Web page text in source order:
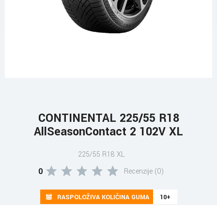
CONTINENTAL 225/55 R18
AllSeasonContact 2 102V XL
225/55 R18 XL
0 Recenzije (0)
RASPOLOŽIVA KOLIČINA GUMA 10+